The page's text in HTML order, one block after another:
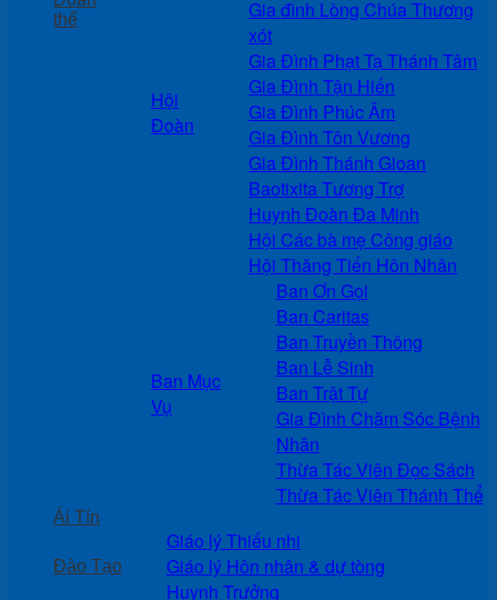
thể
Hội
Đoàn
Gia đình Lòng Chúa Thương
xót
Gia Đình Phạt Tạ Thánh Tâm
Gia Đình Tận Hiến
Gia Đình Phúc Âm
Gia Đình Tôn Vương
Gia Đình Thánh Gioan
Baotixita Tương Trợ
Huynh Đoàn Đa Minh
Hội Các bà mẹ Công giáo
Hội Thăng Tiến Hôn Nhân
Ban Mục
Vụ
Ban Ơn Gọi
Ban Caritas
Ban Truyền Thông
Ban Lễ Sinh
Ban Trật Tự
Gia Đình Chăm Sóc Bệnh
Nhân
Thừa Tác Viên Đọc Sách
Thừa Tác Viên Thánh Thể
Ái Tín
Đào Tạo
Giáo lý Thiếu nhi
Giáo lý Hôn nhân & dự tòng
Huynh Trưởng